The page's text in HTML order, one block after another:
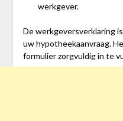
werkgever.
De werkgeversverklaring
uw hypotheekaanvraag.
formulier zorgvuldig in te